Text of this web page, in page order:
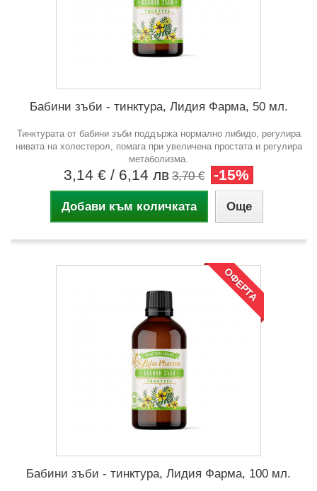
Бабини зъби - тинктура, Лидия Фарма, 50 мл.
Тинктурата от бабини зъби поддържа нормално либидо, регулира
нивата на холестерол, помага при увеличена простата и регулира
метаболизма.
3,14 € / 6,14 лв 3,70 € -15%
Добави към количката Още
ОФЕРТА
Бабини зъби - тинктура, Лидия Фарма, 100 мл.